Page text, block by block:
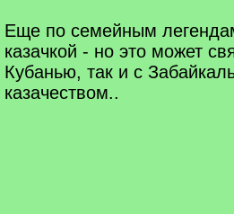
Еще по семейным
казачкой - но это может
Кубанью, так и с
казачеством..